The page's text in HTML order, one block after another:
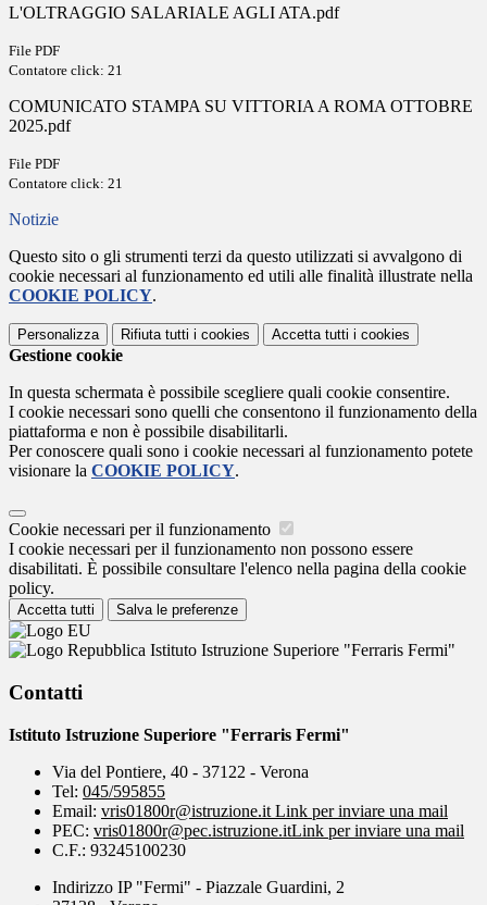
L'OLTRAGGIO SALARIALE AGLI ATA.pdf
File PDF
Contatore click: 21
COMUNICATO STAMPA SU VITTORIA A ROMA OTTOBRE
2025.pdf
File PDF
Contatore click: 21
Notizie
Questo sito o gli strumenti terzi da questo utilizzati si avvalgono di
cookie necessari al funzionamento ed utili alle finalità illustrate nella
COOKIE POLICY.
Personalizza Rifiuta tutti i cookies Accetta tutti i cookies
Gestione cookie
In questa schermata è possibile scegliere quali cookie consentire.
I cookie necessari sono quelli che consentono il funzionamento della
piattaforma e non è possibile disabilitarli.
Per conoscere quali sono i cookie necessari al funzionamento potete
visionare la COOKIE POLICY.
Cookie necessari per il funzionamento
I cookie necessari per il funzionamento non possono essere
disabilitati. È possibile consultare l'elenco nella pagina della cookie
policy.
Accetta tutti Salva le preferenze
Istituto Istruzione Superiore "Ferraris Fermi"
Contatti
Istituto Istruzione Superiore "Ferraris Fermi"
Via del Pontiere, 40 - 37122 - Verona
Tel: 045/595855
Email: vris01800r@istruzione.it Link per inviare una mail
PEC: vris01800r@pec.istruzione.itLink per inviare una mail
C.F.: 93245100230
Indirizzo IP "Fermi" - Piazzale Guardini, 2